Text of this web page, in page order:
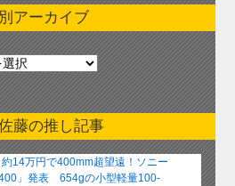
アーカイブ
藤の推し記事
約14万円で400mm超望遠！ソニー
」発表 654gの小型軽量100-